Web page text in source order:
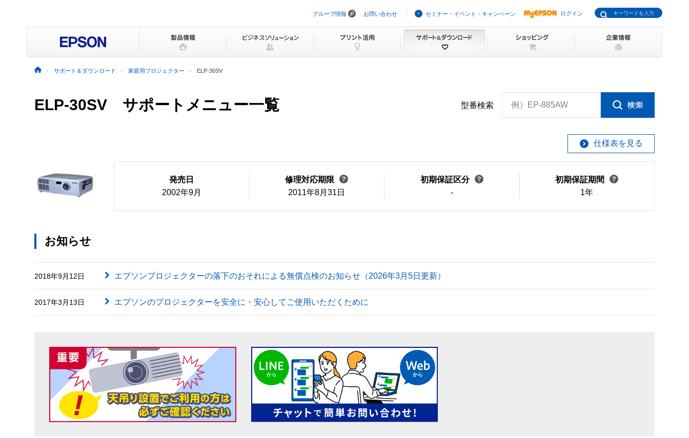
ビ
ョ
グループ情報 お問い合わせ セミナー・イベント・キャンペーン ログイン
サポート＆ダウンロード 家庭用プロジェクター ELP-30SV
ELP-30SV サポートメニュー一覧 型番検索 例）EP-885AW
仕様表を見る
発売日
2002年9月
修理対応期限
2011年8月31日
初期保証区分
-
初期保証期間
1年
お知らせ
2018年9月12日 エプソンプロジェクターの落下のおそれによる無償点検のお知らせ（2026年3月5日更新）
2017年3月13日 エプソンのプロジェクターを安全に・安心してご使用いただくために